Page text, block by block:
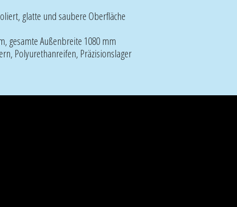
glatte und saubere Oberfläche
gesamte Außenbreite 1080 mm
Polyurethanreifen, Präzisionslager